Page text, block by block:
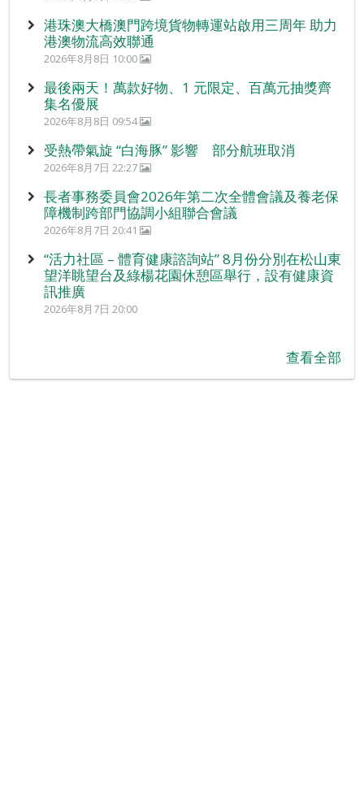
港珠澳大橋澳門跨境貨物轉運站啟用三周年 助力
港澳物流高效聯通
2026年8月8日 10:00
最後兩天！萬款好物、1 元限定、百萬元抽獎齊
集名優展
2026年8月8日 09:54
受熱帶氣旋 “白海豚” 影響 部分航班取消
2026年8月7日 22:27
長者事務委員會2026年第二次全體會議及養老保
障機制跨部門協調小組聯合會議
2026年8月7日 20:41
“活力社區 – 體育健康諮詢站” 8月份分別在松山東
望洋眺望台及綠楊花園休憩區舉行，設有健康資
訊推廣
2026年8月7日 20:00
查看全部